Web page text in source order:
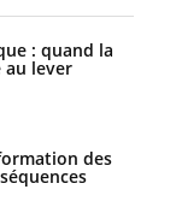
: quand la
au lever
des